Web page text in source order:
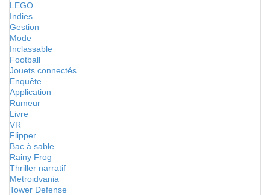
LEGO
Indies
Gestion
Mode
Inclassable
Football
Jouets connectés
Enquête
Application
Rumeur
Livre
VR
Flipper
Bac à sable
Rainy Frog
Thriller narratif
Metroidvania
Tower Defense